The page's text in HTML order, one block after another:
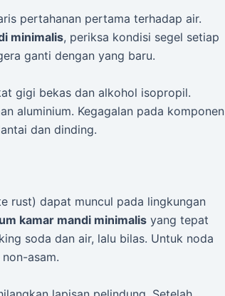
pertahanan pertama terhadap air.
minimalis, periksa kondisi segel setiap
ganti dengan yang baru.
gigi bekas dan alkohol isopropil.
aluminium. Kegagalan pada komponen
dan dinding.
rust) dapat muncul pada lingkungan
kamar mandi minimalis yang tepat
soda dan air, lalu bilas. Untuk noda
asam.